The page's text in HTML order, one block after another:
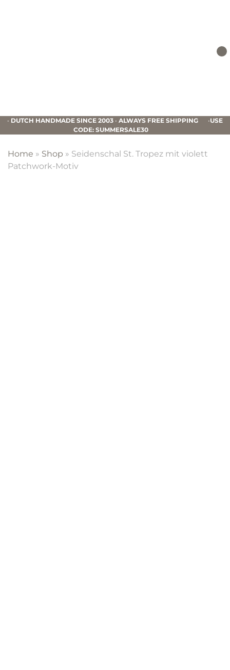
Gusto
• DUTCH HANDMADE SINCE 2003 • ALWAYS FREE SHIPPING •USE
CODE: SUMMERSALE30
Home » Shop » Seidenschal St. Tropez mit violett
Patchwork-Motiv